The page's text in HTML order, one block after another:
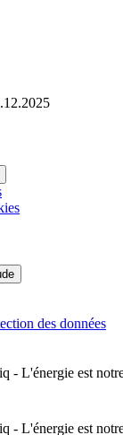
des données
- L'énergie est
- L'énergie est